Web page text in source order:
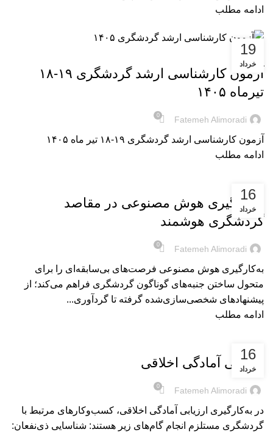
ادامه مطلب
19
خرداد
ویدیو
آزمون کارشناسی ارشد گردشگری ۱۹-۱۸
تیرماه ۱۴۰۵
Fatemeh Alimoradi
0
آزمون کارشناسی ارشد گردشگری ۱۹-۱۸ تیر ماه ۱۴۰۵
ادامه مطلب
16
خرداد
به‌کارگیری هوش مصنوعی در مقاصد
گردشگری هوشمند
Fatemeh Alimoradi
0
به‌کارگیری هوش مصنوعی فرصت‌های بی‌سابقه‌ای را برای
متحول ساختن جنبه‌های گوناگون گردشگری فراهم می‌کند؛ از
پیشنهادهای شخصی‌سازی‌شده گرفته تا گردآوری...
ادامه مطلب
16
خرداد
ارزیابی آمادگی اخلاقی
Fatemeh Alimoradi
0
در به‌کارگیری ارزیابی آمادگی اخلاقی، کسب‌وکارهای مرتبط با
گردشگری مستلزم انجام گام‌های زیر هستند: شناسایی ذی‌نفعان: